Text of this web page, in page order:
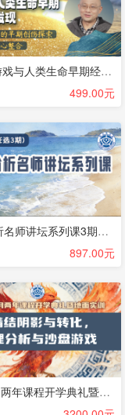
尹立 | 游戏与人类生命早期经验的发现
499.00元
心理分析名师讲坛系列课3期联报（任选3期）
897.00元
26年3月两年课程开学典礼暨地面实训